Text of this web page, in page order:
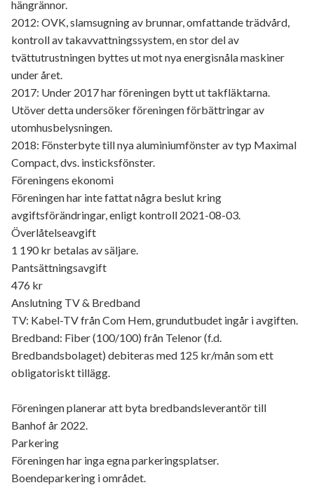
hängrännor.
2012: OVK, slamsugning av brunnar, omfattande trädvård,
kontroll av takavvattningssystem, en stor del av
tvättutrustningen byttes ut mot nya energisnåla maskiner
under året.
2017: Under 2017 har föreningen bytt ut takfläktarna.
Utöver detta undersöker föreningen förbättringar av
utomhusbelysningen.
2018: Fönsterbyte till nya aluminiumfönster av typ Maximal
Compact, dvs. insticksfönster.
Föreningens ekonomi
Föreningen har inte fattat några beslut kring
avgiftsförändringar, enligt kontroll 2021-08-03.
Överlåtelseavgift
1 190 kr betalas av säljare.
Pantsättningsavgift
476 kr
Anslutning TV & Bredband
TV: Kabel-TV från Com Hem, grundutbudet ingår i avgiften.
Bredband: Fiber (100/100) från Telenor (f.d.
Bredbandsbolaget) debiteras med 125 kr/mån som ett
obligatoriskt tillägg.
Föreningen planerar att byta bredbandsleverantör till
Banhof år 2022.
Parkering
Föreningen har inga egna parkeringsplatser.
Boendeparkering i området.